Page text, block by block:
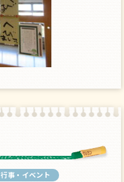
行事・イベント